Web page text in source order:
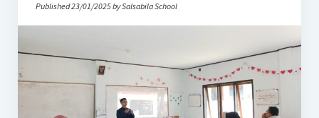
Published 23/01/2025 by Salsabila School